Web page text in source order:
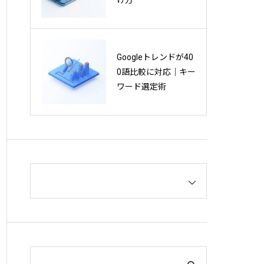
Googleトレンドが40
0語比較に対応｜キー
ワード選定術
解説
GoogleのAIモード開
発責任者が明かす、
検索の未来とは？